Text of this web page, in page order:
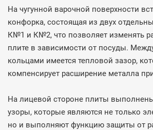
На чугунной варочной поверхности
конфорка, состоящая из двух
К№1 и К№2, что позволяет изменять
плите в зависимости от посуды.
кольцами имеется тепловой зазор,
компенсирует расширение металла
На лицевой стороне плиты
узоры, которые являются не только
но и выполняют функцию защиты от